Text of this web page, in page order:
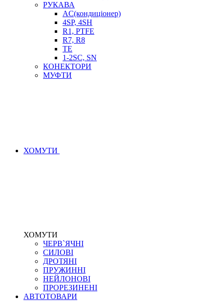
РУКАВА
AC(кондиціонер)
4SP, 4SH
R1, PTFE
R7, R8
TE
1-2SC, SN
КОНЕКТОРИ
МУФТИ
ХОМУТИ
ХОМУТИ
ЧЕРВ`ЯЧНІ
СИЛОВІ
ДРОТЯНІ
ПРУЖИННІ
НЕЙЛОНОВІ
ПРОРЕЗИНЕНІ
АВТОТОВАРИ